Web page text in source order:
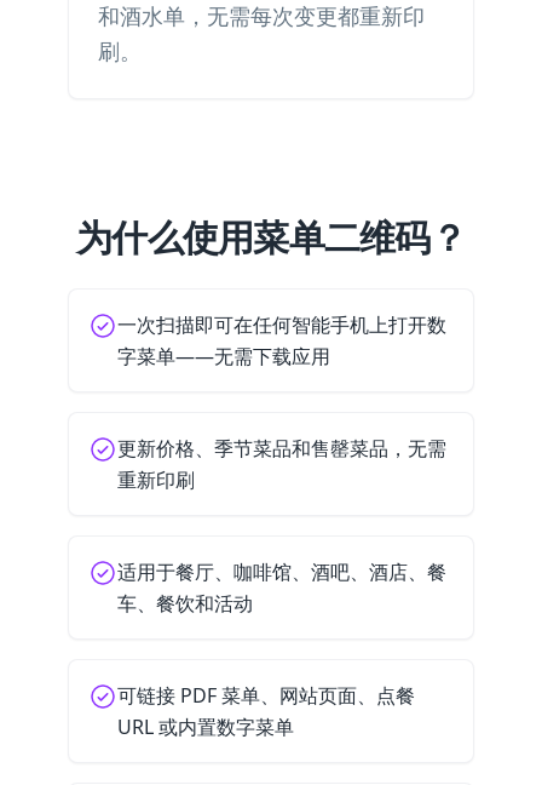
和酒水单，无需每次变更都重新印
刷。
为什么使用菜单二维码？
一次扫描即可在任何智能手机上打开数
字菜单——无需下载应用
更新价格、季节菜品和售罄菜品，无需
重新印刷
适用于餐厅、咖啡馆、酒吧、酒店、餐
车、餐饮和活动
可链接 PDF 菜单、网站页面、点餐
URL 或内置数字菜单